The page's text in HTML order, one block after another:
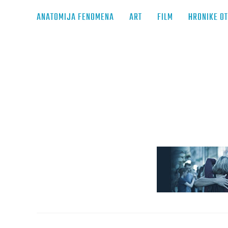
ANATOMIJA FENOMENA ART FILM HRONIKE